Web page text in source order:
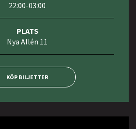
22:00-03:00
PLATS
Nya Allén 11
KÖP BILJETTER